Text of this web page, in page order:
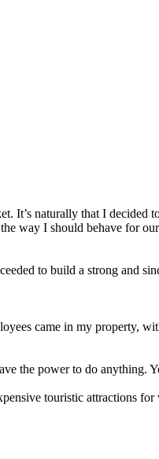
It’s naturally that I
way I should behave for
to build a strong and
came in my property,
the power to do anything.
touristic attractions for